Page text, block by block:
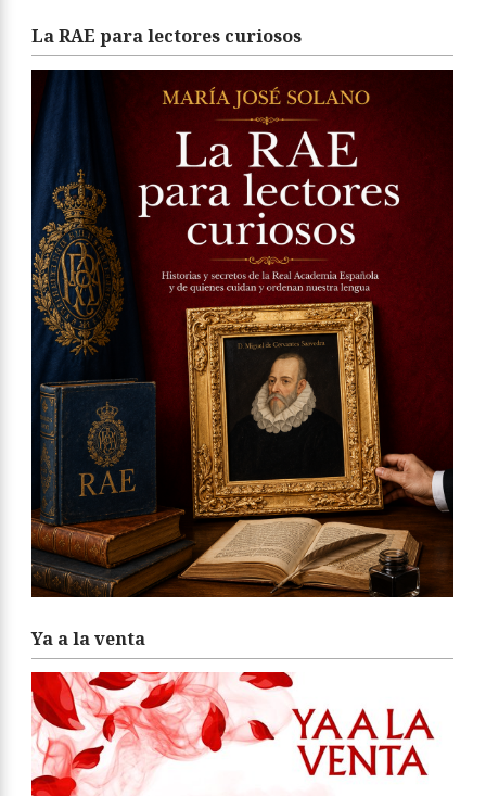
La RAE para lectores curiosos
Ya a la venta